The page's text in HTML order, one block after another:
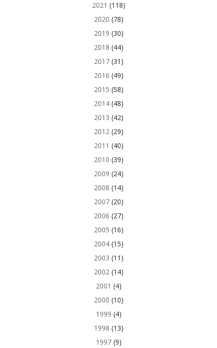
2021 (118)
2020 (78)
2019 (30)
2018 (44)
2017(31)
2016 (49)
2015 (58)
2014(48)
2013 (42)
2012(29)
2011 (40)
2010 (39)
2009 (24)
2008 (14)
2007(20)
2006 (27)
2005 (16)
2004(15)
2003 (11)
2002(14)
2001 (4)
2000 (10)
1999 (4)
1998 (13)
1997(9)